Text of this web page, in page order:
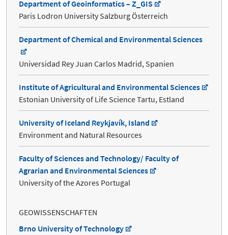
Department of Geoinformatics – Z_GIS
Paris Lodron University Salzburg Österreich
Department of Chemical and Environmental Sciences
Universidad Rey Juan Carlos Madrid, Spanien
Institute of Agricultural and Environmental Sciences
Estonian University of Life Science Tartu, Estland
University of Iceland Reykjavík, Island
Environment and Natural Resources
Faculty of Sciences and Technology/ Faculty of
Agrarian and Environmental Sciences
University of the Azores Portugal
GEOWISSENSCHAFTEN
Brno University of Technology